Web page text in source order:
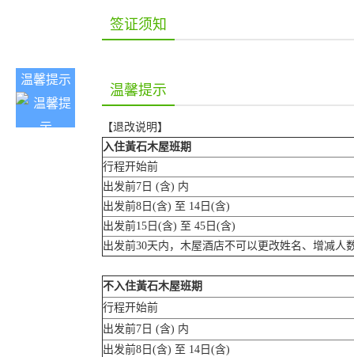
签证须知
温馨提示
温馨提示
【退改说明】
入住黃石木屋班期
行程开始前
出发前7日 (含) 内
出发前8日(含) 至 14日(含)
出发前15日(含) 至 45日(含)
出发前30天内，木屋酒店不可以更改姓名、增减人
不入住黃石木屋班期
行程开始前
出发前7日 (含) 内
出发前8日(含) 至 14日(含)